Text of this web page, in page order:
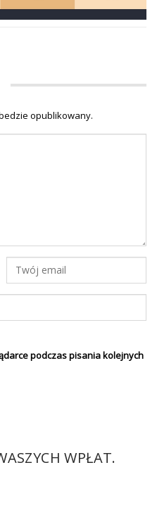
opublikowany.
podczas pisania kolejnych
WPŁAT.